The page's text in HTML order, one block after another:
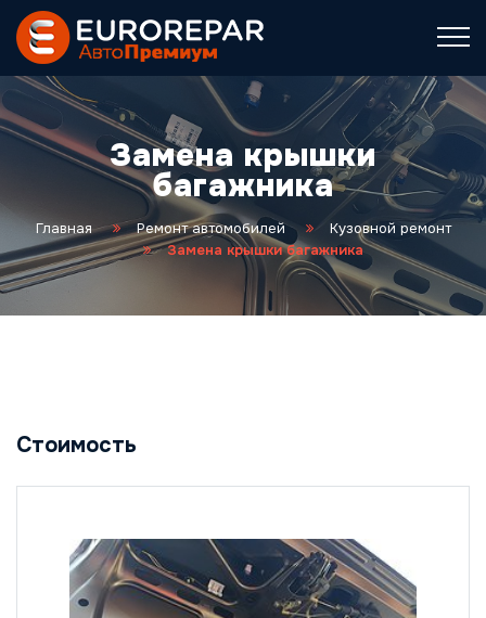
Замена крышки
багажника
Главная Ремонт автомобилей
Кузовной ремонт
Замена крышки багажника
Стоимость